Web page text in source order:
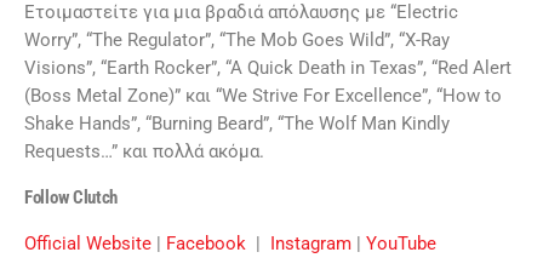
Ετοιμαστείτε για μια βραδιά απόλαυσης με “Electric
Worry”, “The Regulator”, “The Mob Goes Wild”, “X-Ray
Visions”, “Earth Rocker”, “A Quick Death in Texas”, “Red Alert
(Boss Metal Zone)” και “We Strive For Excellence”, “How to
Shake Hands”, “Burning Beard”, “The Wolf Man Kindly
Requests…” και πολλά ακόμα.
Follow Clutch
Official Website Facebook Instagram YouTube